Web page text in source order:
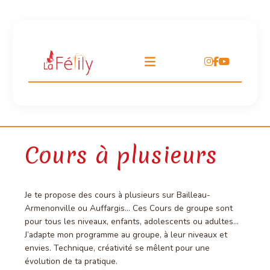
Cours à plusieurs
Je te propose des cours à plusieurs sur Bailleau-
Armenonville ou Auffargis… Ces Cours de groupe sont
pour tous les niveaux, enfants, adolescents ou adultes…
J’adapte mon programme au groupe, à leur niveaux et
envies. Technique, créativité se mêlent pour une
évolution de ta pratique.